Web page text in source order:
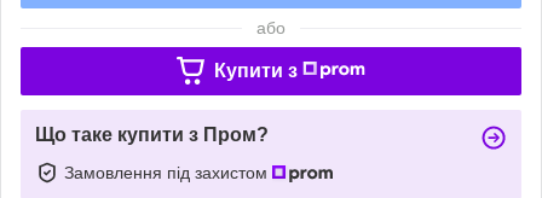
або
Купити з
Що таке купити з Пром?
Замовлення під захистом